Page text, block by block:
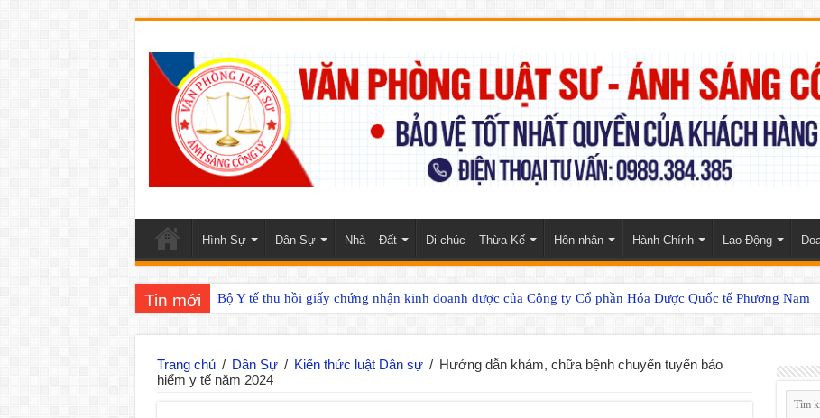
Hình Sự Dân Sự Nhà – Đất Di chúc – Thừa Kế Hôn nhân Hành Chính Lao Động
Tin mới Bộ Y tế thu hồi giấy chứng nhận kinh doanh dược của Công ty Cổ phần Hóa Dược Quốc tế Phương Nam
Trang chủ / Dân Sự / Kiến thức luật Dân sự / Hướng dẫn khám, chữa bệnh chuyển tuyến bảo
hiểm y tế năm 2024